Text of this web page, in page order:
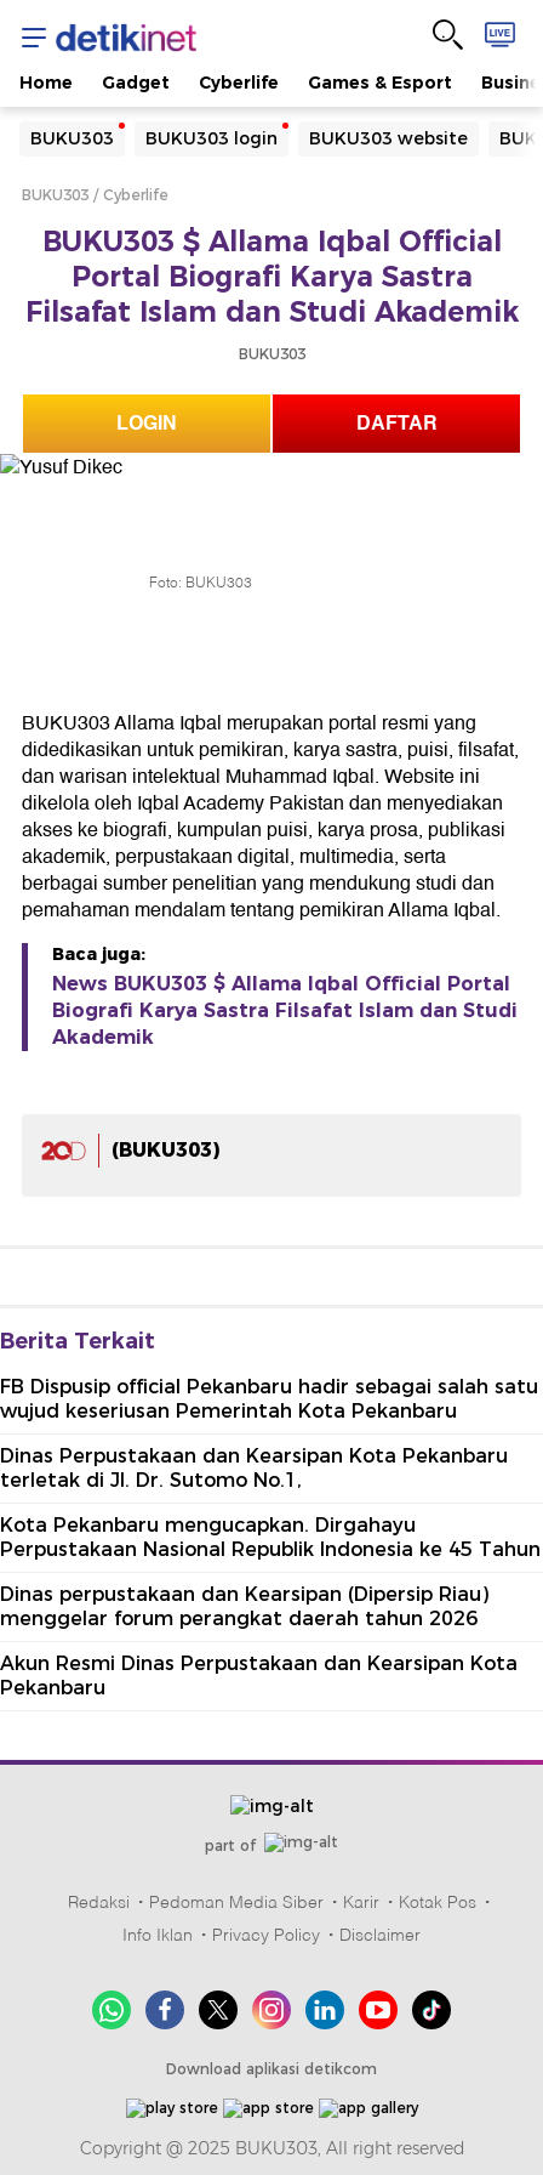
Home Gadget Cyberlife Games & Esport
BUKU303 BUKU303 login BUKU303 website
Yang sedang ramai dicari
Loading...
Loading...
BUKU303 Cyberlife
BUKU303 $ Allama Iqbal Official
Portal Biografi Karya Sastra
Filsafat Islam dan Studi Akademik
BUKU303
LOGIN DAFTAR
Foto: BUKU303
BUKU303 Allama Iqbal merupakan portal resmi yang
didedikasikan untuk pemikiran, karya sastra, puisi, filsafat,
dan warisan intelektual Muhammad Iqbal. Website ini
dikelola oleh Iqbal Academy Pakistan dan menyediakan
akses ke biografi, kumpulan puisi, karya prosa, publikasi
akademik, perpustakaan digital, multimedia, serta
berbagai sumber penelitian yang mendukung studi dan
pemahaman mendalam tentang pemikiran Allama Iqbal.
Baca juga:
News BUKU303 $ Allama Iqbal Official Portal
Biografi Karya Sastra Filsafat Islam dan Studi
Akademik
(BUKU303)
Berita Terkait
FB Dispusip official Pekanbaru hadir sebagai salah satu
wujud keseriusan Pemerintah Kota Pekanbaru
Dinas Perpustakaan dan Kearsipan Kota Pekanbaru
terletak di Jl. Dr. Sutomo No.1,
Kota Pekanbaru mengucapkan. Dirgahayu
Perpustakaan Nasional Republik Indonesia ke 45 Tahun
Dinas perpustakaan dan Kearsipan (Dipersip Riau)
menggelar forum perangkat daerah tahun 2026
Akun Resmi Dinas Perpustakaan dan Kearsipan Kota
Pekanbaru
part of
Redaksi Pedoman Media Siber Karir
Kotak Pos
Info Iklan
Privacy Policy Disclaimer
Download aplikasi detikcom
Copyright @ 2025 BUKU303, All right reserved